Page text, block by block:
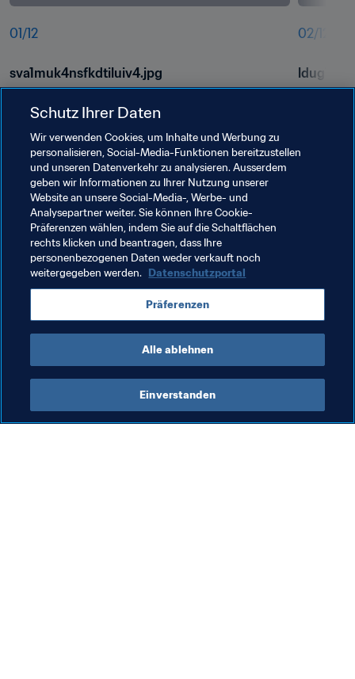
01 /12
sva1muk4nsfkdtiluiv4.jpg
02/12
Verwandte Themen
FIFA U-17-Weltmeisterschaft Brasilien 2019™
Brazil Chile
Schutz Ihrer Daten
Wir verwenden Cookies, um Inhalte und Werbung zu
personalisieren, Social-Media-Funktionen bereitzustellen
und unseren Datenverkehr zu analysieren. Ausserdem
geben wir Informationen zu Ihrer Nutzung unserer
Website an unsere Social-Media-, Werbe- und
Analysepartner weiter. Sie können Ihre Cookie-
Präferenzen wählen, indem Sie auf die Schaltflächen
rechts klicken und beantragen, dass Ihre
personenbezogenen Daten weder verkauft noch
weitergegeben werden. Datenschutzportal
Präferenzen
Alle ablehnen
Einverstanden